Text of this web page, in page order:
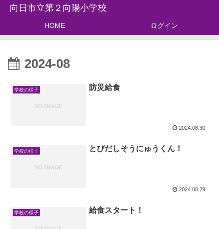
向日市立第２向陽小学校
HOME ログイン
2024-08
学校の様子 防災給食
2024.08.30
学校の様子 とびだしそうにゅうくん！
2024.08.29
学校の様子 給食スタート！